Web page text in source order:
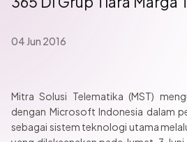
04 Jun 2016
Mitra Solusi Telematika (MST)
dengan Microsoft Indonesia dalam
sebagai sistem teknologi utama